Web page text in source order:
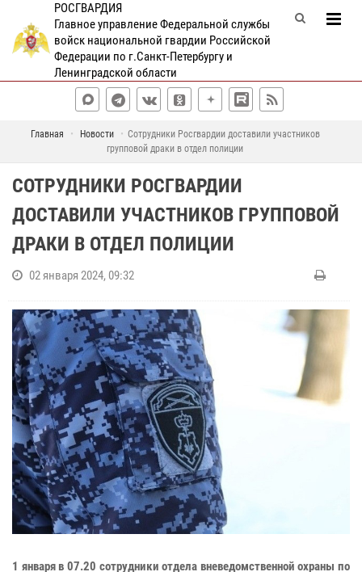
РОСГВАРДИЯ
Главное управление Федеральной службы
войск национальной гвардии Российской
Федерации по г.Санкт-Петербургу и
Ленинградской области
Главная Новости
Сотрудники Росгвардии доставили участников
групповой драки в отдел полиции
СОТРУДНИКИ РОСГВАРДИИ
ДОСТАВИЛИ УЧАСТНИКОВ ГРУППОВОЙ
ДРАКИ В ОТДЕЛ ПОЛИЦИИ
02 января 2024, 09:32
1 января в 07.20 сотрудники отдела вневедомственной охраны по